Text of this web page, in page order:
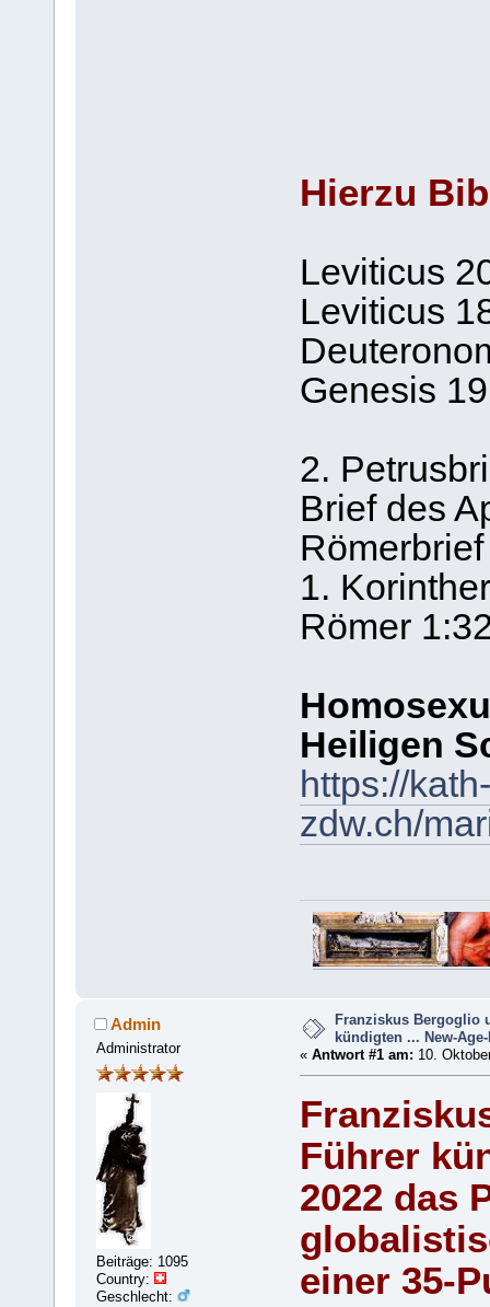
Hierzu
Leviticus
Leviticus
Genesis
2.
Brief des
1.
Römer
Heiligen
https://kath-
zdw.ch/
Admin
Administrator
Beiträge: 1095
Country:
Geschlecht:
Franziskus Bergoglio
kündigten ... New-
« Antwort #1 am: 10.
Führer
2022 das
einer 35-